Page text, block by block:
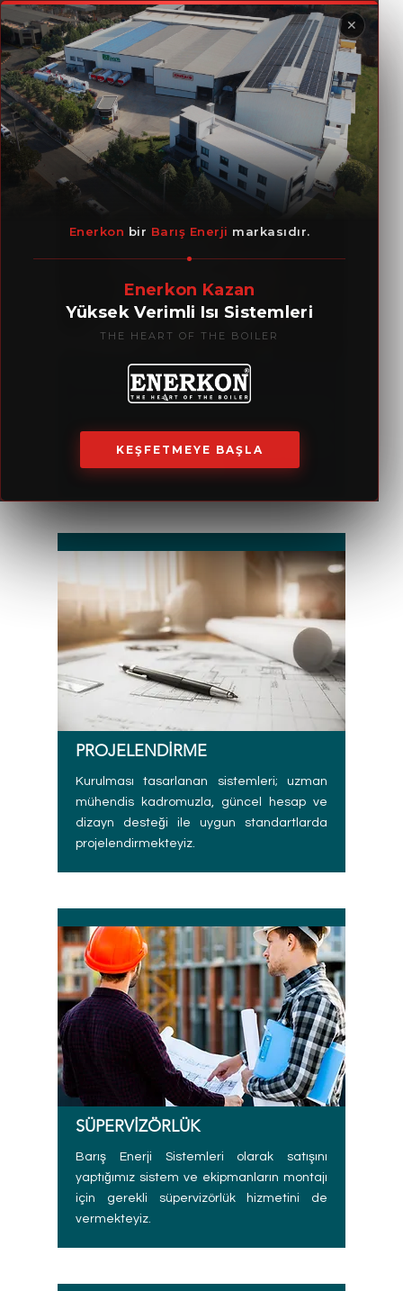
✕
Enerkon bir Barış Enerji markasıdır.
Enerkon Kazan
Yüksek Verimli Isı Sistemleri
THE HEART OF THE BOILER
KEŞFETMEYE BAŞLA
HİZMETLERİMİZ
DANIŞMANLIK
Enerji Geri Kazanımı ve Tasarruf yöntemleri
ücretsiz danışmanlık hizmetleri ve fizibilite
çalışmaları yapmaktayız.
PROJELENDİRME
Kurulması tasarlanan sistemleri; uzman
mühendis kadromuzla, güncel hesap ve
dizayn desteği ile uygun standartlarda
projelendirmekteyiz.
SÜPERVİZÖRLÜK
Barış Enerji Sistemleri olarak satışını
yaptığımız sistem ve ekipmanların montajı
için gerekli süpervizörlük hizmetini de
vermekteyiz.